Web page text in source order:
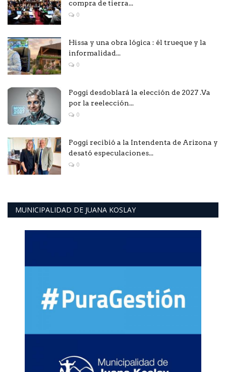
compra de tierra...
0
Hissa y una obra lógica : él trueque y la
informalidad...
0
Poggi desdoblará la elección de 2027 .Va
por la reelección...
0
Poggi recibió a la Intendenta de Arizona y
desató especulaciones...
0
MUNICIPALIDAD DE JUANA KOSLAY